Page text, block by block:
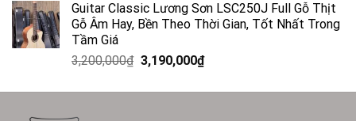
Guitar Classic Lương Sơn LSC250J Full Gỗ Thịt
Gỗ Âm Hay, Bền Theo Thời Gian, Tốt Nhất Trong
Tầm Giá
3,200,000₫ 3,190,000₫